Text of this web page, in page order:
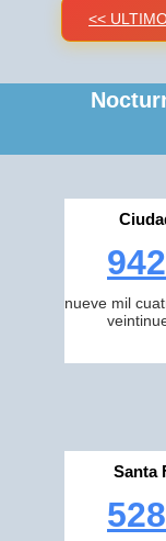
<<
nueve mil
Santa